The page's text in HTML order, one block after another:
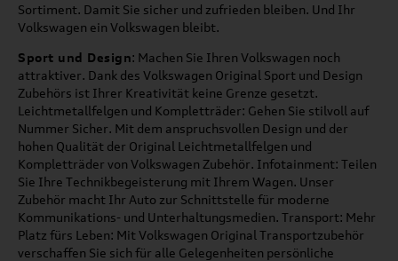
Sortiment. Damit Sie sicher und zufrieden bleiben. Und Ihr
Volkswagen ein Volkswagen bleibt.
Sport und Design: Machen Sie Ihren Volkswagen noch
attraktiver. Dank des Volkswagen Original Sport und Design
Zubehörs ist Ihrer Kreativität keine Grenze gesetzt.
Leichtmetallfelgen und Kompletträder: Gehen Sie stilvoll auf
Nummer Sicher. Mit dem anspruchsvollen Design und der
hohen Qualität der Original Leichtmetallfelgen und
Kompletträder von Volkswagen Zubehör. Infotainment: Teilen
Sie Ihre Technikbegeisterung mit Ihrem Wagen. Unser
Zubehör macht Ihr Auto zur Schnittstelle für moderne
Kommunikations- und Unterhaltungsmedien. Transport: Mehr
Platz fürs Leben: Mit Volkswagen Original Transportzubehör
verschaffen Sie sich für alle Gelegenheiten persönliche